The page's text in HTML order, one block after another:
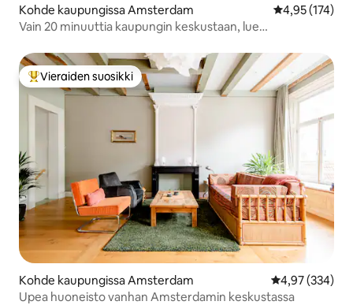
Kohde kaupungissa Amsterdam
4,95 (174)
Vain 20 minuuttia kaupungin keskustaan, lue
Vieraiden suosikkien parhaimmistoa
Vieraiden suosikki
Kohde kaupungissa Amsterdam
4,97 (334)
Upea huoneisto vanhan Amsterdamin keskustassa